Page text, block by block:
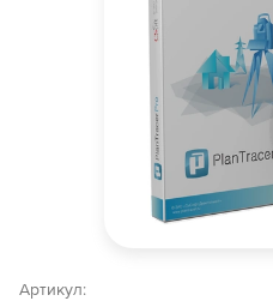
Артикул: